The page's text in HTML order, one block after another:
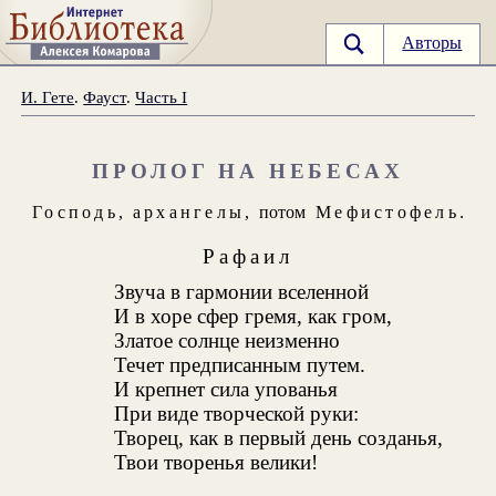
Авторы
И. Гете.Фауст.Часть I
ПРОЛОГ НА НЕБЕСАХ
Господь , архангелы , потомМефистофель .
Рафаил
Звуча в гармонии вселенной
И в хоре сфер гремя, как гром,
Златое солнце неизменно
Течет предписанным путем.
И крепнет сила упованья
При виде творческой руки:
Творец, как в первый день созданья,
Твои творенья велики!